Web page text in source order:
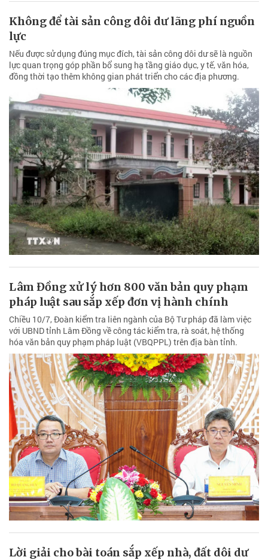
Không để tài sản công dôi dư lãng phí nguồn
lực
Nếu được sử dụng đúng mục đích, tài sản công dôi dư sẽ là nguồn
lực quan trọng góp phần bổ sung hạ tầng giáo dục, y tế, văn hóa,
đồng thời tạo thêm không gian phát triển cho các địa phương.
Lâm Đồng xử lý hơn 800 văn bản quy phạm
pháp luật sau sắp xếp đơn vị hành chính
Chiều 10/7, Đoàn kiểm tra liên ngành của Bộ Tư pháp đã làm việc
với UBND tỉnh Lâm Đồng về công tác kiểm tra, rà soát, hệ thống
hóa văn bản quy phạm pháp luật (VBQPPL) trên địa bàn tỉnh.
Lời giải cho bài toán sắp xếp nhà, đất dôi dư